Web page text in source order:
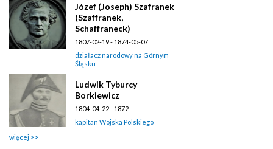
Józef (Joseph) Szafranek
(Szaffranek,
Schaffraneck)
1807-02-19 - 1874-05-07
działacz narodowy na Górnym
Śląsku
Ludwik Tyburcy
Borkiewicz
1804-04-22 - 1872
kapitan Wojska Polskiego
więcej